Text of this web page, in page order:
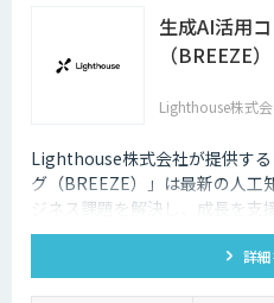
生成AI活用
（BREEZE）
Lighthouse株式
Lighthouse株式会社が提供す
グ（BREEZE）」は最新の人工
ジネス課題を解決し、成長を
析、業務自動化、予測分析、カ
上など、幅広いソリューション
に合わせたAI活用戦略を構築し
詳